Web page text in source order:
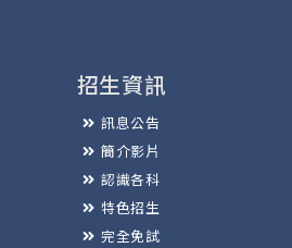
招生資訊
訊息公告
簡介影片
認識各科
特色招生
完全免試